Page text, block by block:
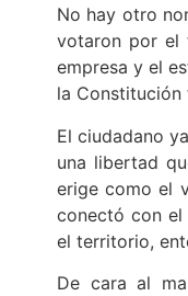
No hay otro
votaron por el
empresa y el
la Constitución
El ciudadano
una libertad
erige como el
conectó con el
el territorio,
De cara al